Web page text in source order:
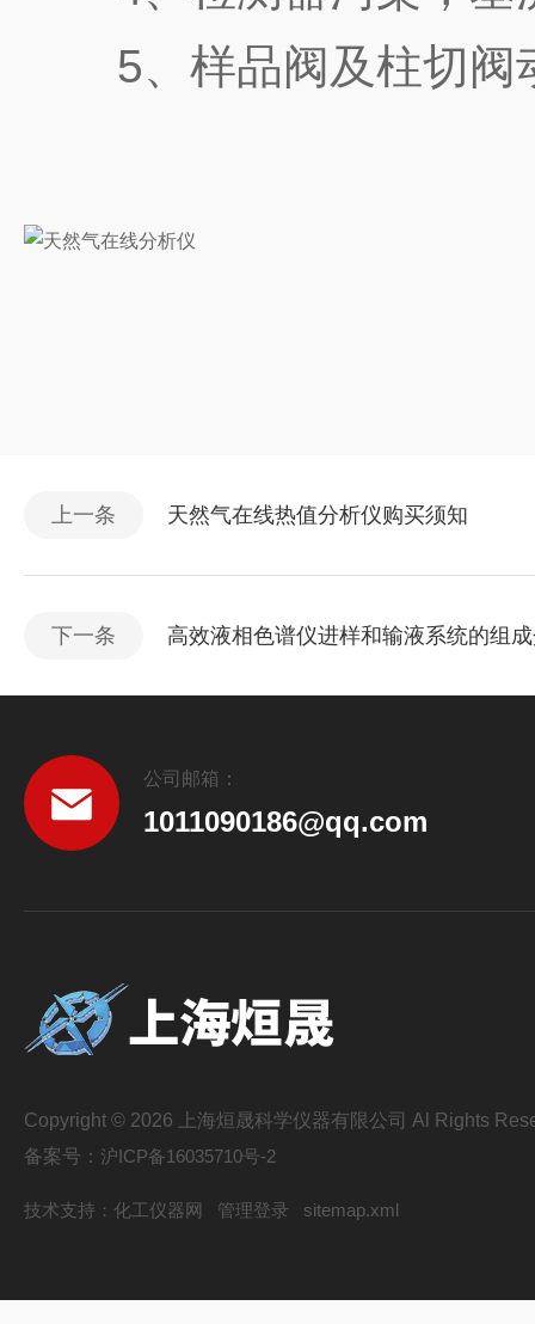
5、样品阀及柱切阀
上一条 天然气在线热值分析仪购买须知
下一条 高效液相色谱仪进样和输液系统的组
公司邮箱：
1011090186@qq.com
Copyright © 2026 上海烜晟科学仪器有限公司 Al Rights
备案号： 沪ICP备16035710号-2
技术支持： 化工仪器网 管理登录 sitemap.xml